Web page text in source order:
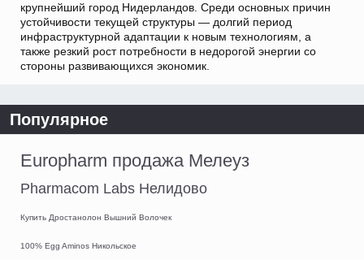
крупнейший город Нидерландов. Среди основных причин
устойчивости текущей структуры — долгий период
инфраструктурной адаптации к новым технологиям, а
также резкий рост потребности в недорогой энергии со
стороны развивающихся экономик.
Популярное
Europharm продажа Мелеуз
Pharmacom Labs Нелидово
Купить Дростанолон Вышний Волочек
100% Egg Aminos Никольское